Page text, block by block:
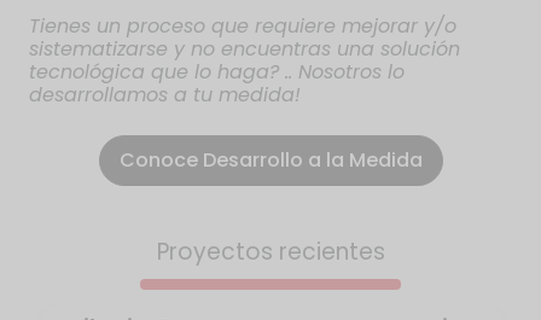
Tienes un proceso que requiere mejorar y/o
sistematizarse y no encuentras una solución
tecnológica que lo haga? .. Nosotros lo
desarrollamos a tu medida!
Conoce Desarrollo a la Medida
Proyectos recientes